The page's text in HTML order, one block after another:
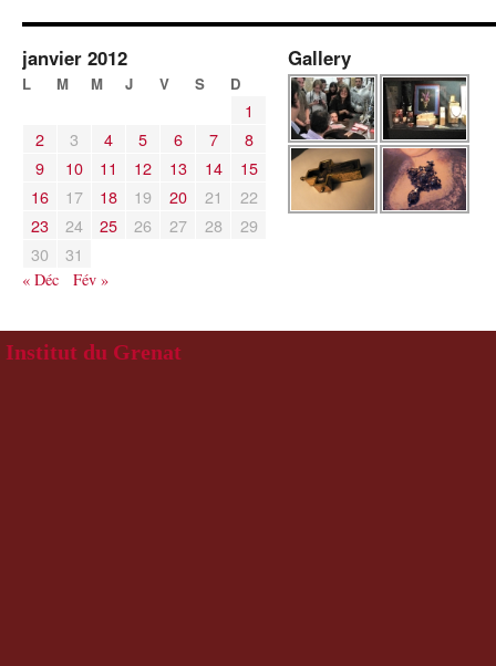
janvier 2012
L M M J V S D
1
2
3 4 5 6 7
8
9
10 11 12 13 14
15
16
17 18 19 20 21
22
23
24 25 26 27 28
29
30
31
« Déc Fév »
Gallery
Institut du Grenat